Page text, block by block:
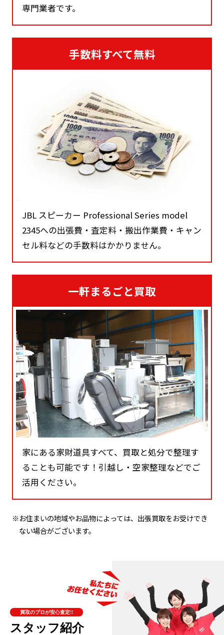
専門業者です。
手数料すべて無料
JBL スピーカー Professional Series model
2345への出張費・査定料・搬出作業費・キャン
セル料などの手数料はかかりません。
一軒まるごと買取
家にある家財道具すべて、買取と処分で整理す
ることも可能です！引越し・空家整理などでご
活用ください。
※お住まいの地域やお品物によっては、出張買取をお受けでき
ない場合がございます。
買取のプロが安心査定!!
スタッフ紹介